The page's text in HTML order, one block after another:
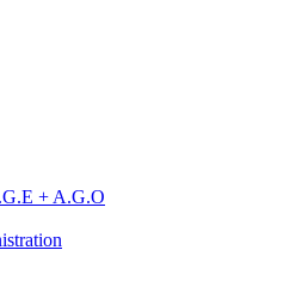
+ A.G.O